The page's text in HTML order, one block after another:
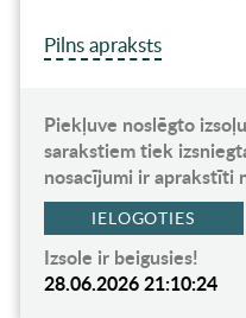
Pilns apraksts
Piekļuve noslēgto
sarakstiem tiek
nosacījumi ir aprakstīti
IELOGOTIES
Izsole ir beigusies!
28.06.2026 21:10:24